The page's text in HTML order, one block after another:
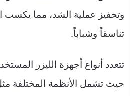
وتحفيز عملية الشد، مما يكسب
تناسقاً وشباباً.
تتعدد أنواع أجهزة الليزر
حيث تشمل الأنظمة المختلفة